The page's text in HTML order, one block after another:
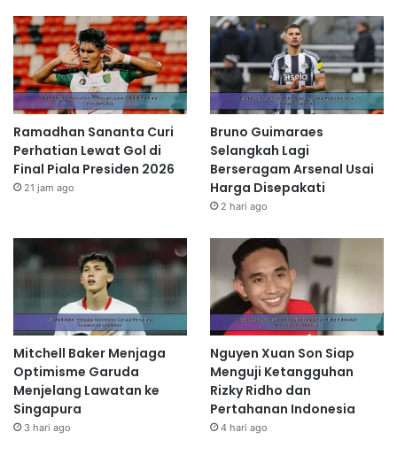
Ramadhan Sananta Curi
Perhatian Lewat Gol di
Final Piala Presiden 2026
21 jam ago
Bruno Guimaraes
Selangkah Lagi
Berseragam Arsenal Usai
Harga Disepakati
2 hari ago
Mitchell Baker Menjaga
Optimisme Garuda
Menjelang Lawatan ke
Singapura
3 hari ago
Nguyen Xuan Son Siap
Menguji Ketangguhan
Rizky Ridho dan
Pertahanan Indonesia
4 hari ago